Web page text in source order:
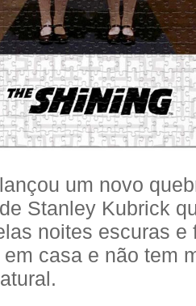
lançou um novo
de Stanley Kubrick
noites escuras e
casa e não tem